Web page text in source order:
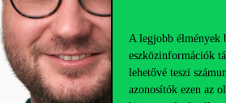
A legjobb élmények
eszközinformációk
lehetővé teszi
azonosítók ezen az